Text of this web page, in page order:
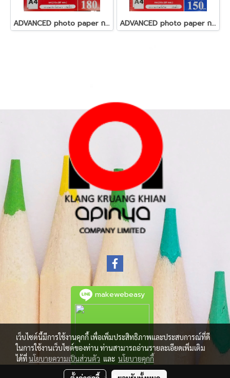
ADVANCED photo paper กระดาษโฟโต้ 180 แกรม ADVANCED photo paper กระดาษโฟโต้ 150 แกรม
makewebeasy
เว็บไซต์นี้มีการใช้งานคุกกี้ เพื่อเพิ่มประสิทธิภาพและประสบการณ์ที่ดี
ในการใช้งานเว็บไซต์ของท่าน ท่านสามารถอ่านรายละเอียดเพิ่มเติม
ได้ที่นโยบายความเป็นส่วนตัว และ นโยบายคุกกี้